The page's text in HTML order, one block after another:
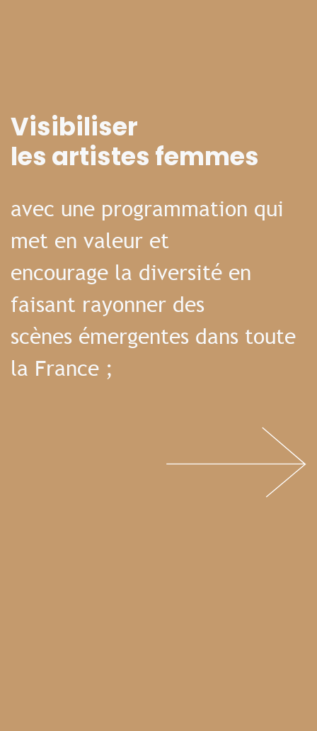
Visibiliser
les artistes femmes
avec une programmation qui
met en valeur et
encourage la diversité en
faisant rayonner des
scènes émergentes dans toute
la France ;